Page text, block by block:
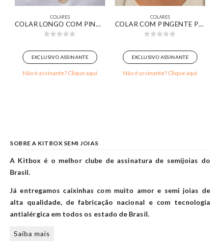
COLARES
COLAR LONGO COM PINGENTE REDONDO FIOS LISOS E CRAVEJADOS BANHADO EM OURO 18K
EXCLUSIVO ASSINANTE
Não é assinante? Clique aqui
COLARES
COLAR COM PINGENTE PÉROLA COM CONTRA ARGOLA CRAVEJADA BANHADA EM OURO 18K
EXCLUSIVO ASSINANTE
Não é assinante? Clique aqui
SOBRE A KITBOX SEMI JOIAS
A Kitbox é o melhor clube de assinatura de semijoias do
Brasil.
Já entregamos caixinhas com muito amor e semi joias de
alta qualidade, de fabricação nacional e com tecnologia
antialérgica em todos os estado de Brasil.
Saiba mais